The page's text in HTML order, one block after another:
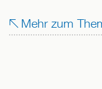
Mehr zum